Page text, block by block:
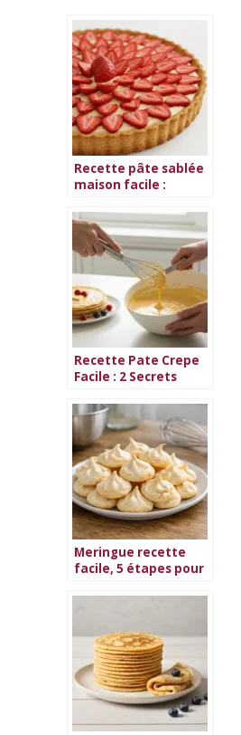
Recette pâte sablée
maison facile :
garantie !
Recette Pate Crepe
Facile : 2 Secrets
Min
Meringue recette
facile, 5 étapes pour